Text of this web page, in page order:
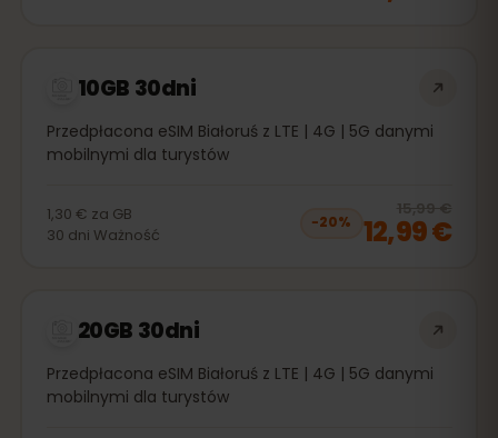
10GB 30dni
Przedpłacona eSIM Białoruś z LTE | 4G | 5G danymi
mobilnymi dla turystów
1,30 € za GB
30 dni Ważność
−20%
15,99 €
12,99 €
20GB 30dni
Przedpłacona eSIM Białoruś z LTE | 4G | 5G danymi
mobilnymi dla turystów